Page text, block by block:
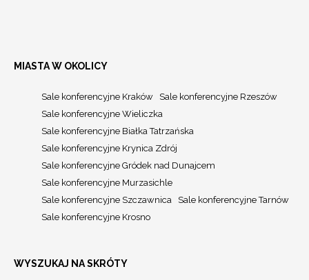
MIASTA W OKOLICY
Sale konferencyjne Kraków
Sale konferencyjne Rzeszów
Sale konferencyjne Wieliczka
Sale konferencyjne Białka Tatrzańska
Sale konferencyjne Krynica Zdrój
Sale konferencyjne Gródek nad Dunajcem
Sale konferencyjne Murzasichle
Sale konferencyjne Szczawnica
Sale konferencyjne Tarnów
Sale konferencyjne Krosno
WYSZUKAJ NA SKRÓTY